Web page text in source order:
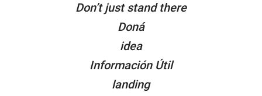
Don’t just stand there
Doná
idea
Información Útil
landing